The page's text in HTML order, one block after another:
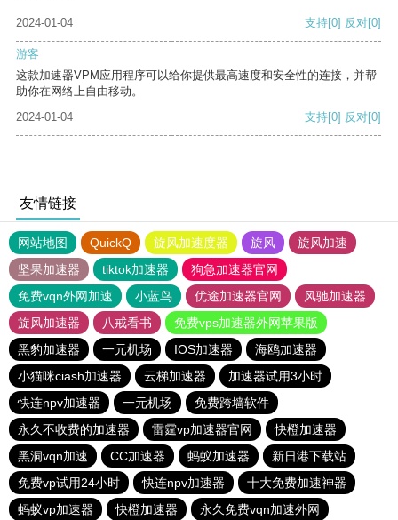
2024-01-04 支持[0] 反对[0]
游客
这款加速器VPM应用程序可以给你提供最高速度和安全性的连接，并帮
助你在网络上自由移动。
2024-01-04
支持[0] 反对[0]
友情链接
网站地图 QuickQ 旋风加速度器 旋风
旋风加速
坚果加速器
tiktok加速器
狗急加速器官网
免费vqn外网加速
小蓝鸟 优途加速器官网
风驰加速器
旋风加速器
八戒看书
免费vps加速器外网苹果版
黑豹加速器
一元机场 IOS加速器
海鸥加速器
小猫咪ciash加速器
云梯加速器
加速器试用3小时
快连npv加速器
一元机场
免费跨墙软件
永久不收费的加速器
雷霆vp加速器官网
快橙加速器
黑洞vqn加速
CC加速器 蚂蚁加速器
新日港下载站
免费vp试用24小时
快连npv加速器
十大免费加速神器
蚂蚁vp加速器
快橙加速器 永久免费vqn加速外网